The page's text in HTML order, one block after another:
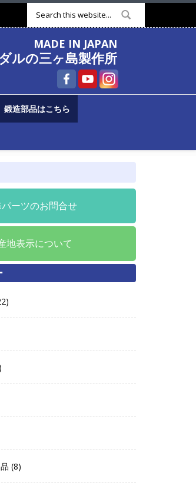
検索フォーム
MADE IN JAPAN
ルの三ヶ島製作所
鍛造部品はこちら
ーツのお問合せ
地表示について
(8)